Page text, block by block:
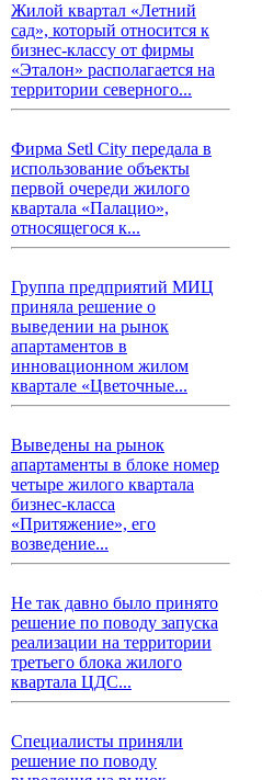
Жилой квартал «Летний
сад», который относится к
бизнес-классу от фирмы
«Эталон» располагается на
территории северного...
Фирма Setl City передала в
использование объекты
первой очереди жилого
квартала «Палацио»,
относящегося к...
Группа предприятий МИЦ
приняла решение о
выведении на рынок
апартаментов в
инновационном жилом
квартале «Цветочные...
Выведены на рынок
апартаменты в блоке номер
четыре жилого квартала
бизнес-класса
«Притяжение», его
возведение...
Не так давно было принято
решение по поводу запуска
реализации на территории
третьего блока жилого
квартала ЦДС...
Специалисты приняли
решение по поводу